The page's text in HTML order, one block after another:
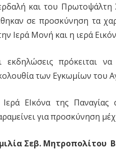
και του Πρωτοψάλτη
σε προσκύνηση τα
Ιερά Μονή και η ιερά
εκδηλώσεις πρόκειται
των Εγκωμίων του
ΕΙκόνα της
για προσκύνηση
Σεβ. Μητροπολίτου